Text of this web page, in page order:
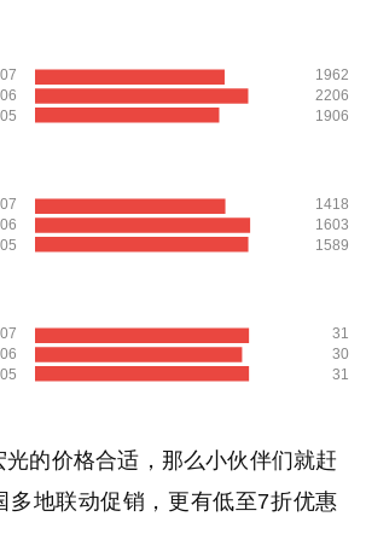
1962
2206
1906
1418
1603
1589
31
30
31
的价格合适，那么小伙伴们就赶
多地联动促销，更有低至7折优惠